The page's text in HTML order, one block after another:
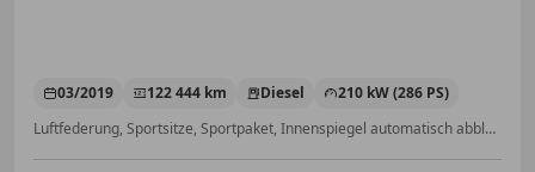
03/2019 122 444 km Diesel
210 kW (286 PS)
Luftfederung, Sportsitze, Sportpaket, Innenspiegel automatisch abblendend, Allrad, Anhängerkupplung, Sitzheizung, Scheckheftgepflegt